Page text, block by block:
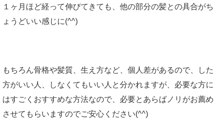
１ヶ月ほど経って伸びてきても、他の部分の髪との具合がち
ょうどいい感じに(^^)
もちろん骨格や髪質、生え方など、個人差があるので、した
方がいい人、しなくてもいい人と分かれますが、必要な方に
はすごくおすすめな方法なので、必要とあらばノリがお薦め
させてもらいますのでご安心ください(^^)